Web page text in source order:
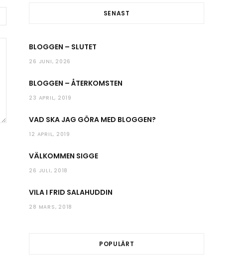
r
r
SENAST
BLOGGEN – SLUTET
26 JUNI, 2026
BLOGGEN – ÅTERKOMSTEN
23 APRIL, 2019
VAD SKA JAG GÖRA MED BLOGGEN?
12 APRIL, 2019
VÄLKOMMEN SIGGE
26 JULI, 2018
VILA I FRID SALAHUDDIN
28 MARS, 2018
POPULÄRT